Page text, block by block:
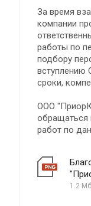
За время
компании
работы по
подбору
вступлению
сроки,
ООО
обращаться
работ по
1.2 Мб